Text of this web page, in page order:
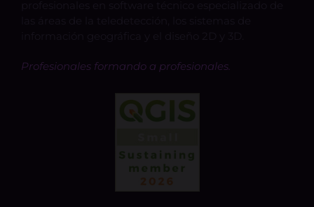
Profesionales formando a profesionales.